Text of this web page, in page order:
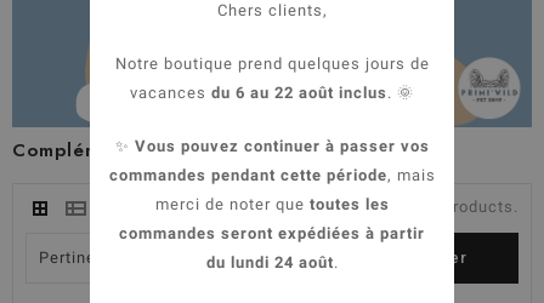
Compléments alimentaires
Il existe 11 products.
Pertinence  Filtrer
Chers clients,
Notre boutique prend quelques jours de
vacances du 6 au 22 août inclus . 🌞
✨ Vous pouvez continuer à passer vos
commandes pendant cette période, mais
merci de noter que toutes les
commandes seront expédiées à partir
du lundi 24 août.